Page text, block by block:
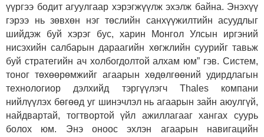
үүргээ бодит агуулгаар хэрэгжүүлж эхэлж байна. Энэхүү
гэрээ нь зөвхөн нэг төслийн санхүүжилтийн асуудлыг
шийдэж буй хэрэг бус, харин Монгол Улсын иргэний
нисэхийн салбарын дараагийн хөгжлийн суурийг тавьж
буй стратегийн ач холбогдолтой алхам юм” гэв. Систем,
тоног төхөөрөмжийг агаарын хөдөлгөөний удирдлагын
технологиор дэлхийд тэргүүлэгч Thales компани
нийлүүлэх бөгөөд уг шинэчлэл нь агаарын зайн аюулгүй,
найдвартай, тогтвортой үйл ажиллагааг хангах суурь
болох юм. Энэ оноос эхлэн агаарын навигацийн